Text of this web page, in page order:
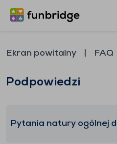
Ekran powitalny FAQ
Podpowiedzi
Pytania natury ogólnej